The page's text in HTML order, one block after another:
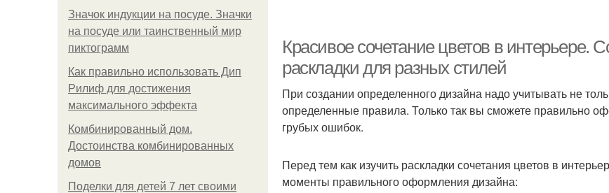
Значок индукции на посуде. Значки
на посуде или таинственный мир
пиктограмм
Как правильно использовать Дип
Рилиф для достижения
максимального эффекта
Комбинированный дом.
Достоинства комбинированных
домов
Поделки для детей 7 лет своими
Красивое сочетание цветов в интерьере.
раскладки для разных стилей
При создании определенного дизайна надо учитывать не
определенные правила. Только так вы сможете правильно
грубых ошибок.
Перед тем как изучить раскладки сочетания цветов в
моменты правильного оформления дизайна: